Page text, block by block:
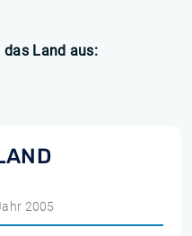
Land aus:
2005